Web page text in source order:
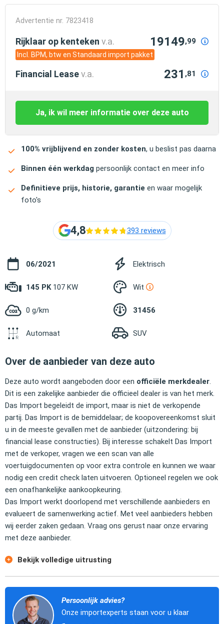
Advertentie nr. 7823418
Rijklaar op kenteken v.a. 19149,99
Incl. BPM, btw en Standaard import pakket
Financial Leasev.a. 231 ,81
Ja, ik wil meer informatie over deze auto
100% vrijblijvend en zonder kosten, u beslist pas daarna
Binnen één werkdag persoonlijk contact en meer info
Definitieve prijs, historie, garantie en waar mogelijk
foto's
4,8 393 reviews
06/2021 Elektrisch
145 PK 107 KW Wit
0 g/km 31456
Automaat SUV
Over de aanbieder van deze auto
Deze auto wordt aangeboden door een officiële merkdealer
Dit is een zakelijke aanbieder die officieel dealer is van het merk.
Das Import begeleidt de import, maar is niet de verkopende
partij. Das Import is de bemiddelaar; de koopovereenkomst sluit
u in de meeste gevallen met de aanbieder (uitzondering: bij
financial lease constructies). Bij interesse schakelt Das Import
met de verkoper, vragen we een scan van alle
voertuigdocumenten op voor extra controle en kunnen we waar
nodig een credit check laten uitvoeren. Optioneel regelen we ook
een onafhankelijke aankoopkeuring.
Das Import werkt doorlopend met verschillende aanbieders en
evalueert de samenwerking actief. Met veel aanbieders hebben
wij eerder zaken gedaan. Vraag ons gerust naar onze ervaring
met deze aanbieder.
Bekijk volledige uitrusting
Persoonlijk advies?
Onze importexperts staan voor u klaar